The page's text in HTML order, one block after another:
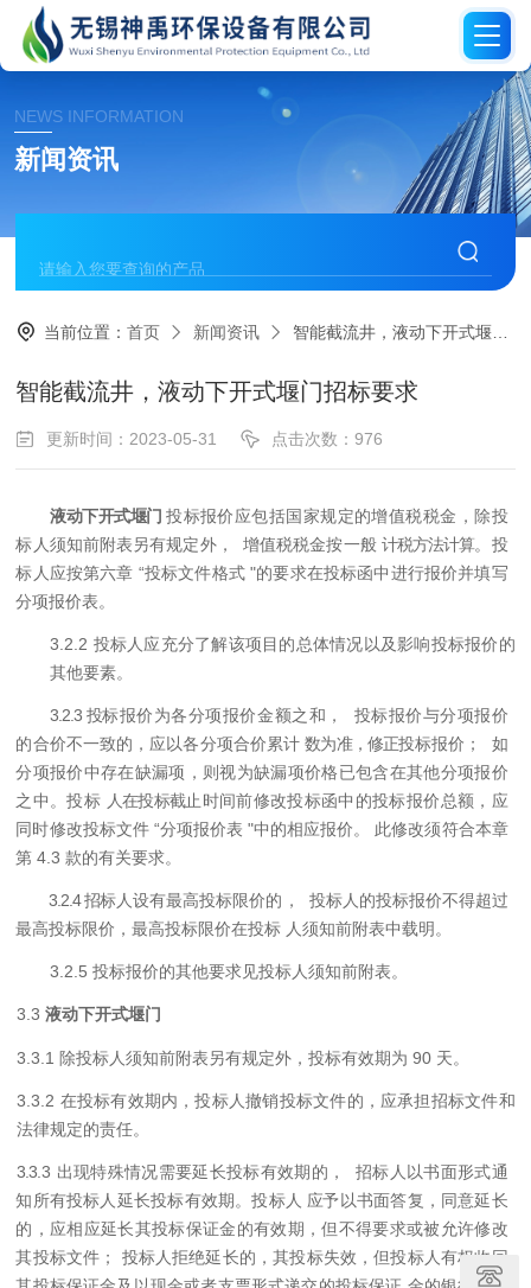
NEWS INFORMATION
新闻资讯
当前位置：首页 新闻资讯 智能截流井，液动下开式堰门招标要求
智能截流井，液动下开式堰门招标要求
更新时间：2023-05-31 点击次数：976
液动下开式堰门 投标报价应包括国家规定的增值税税金，除投
标人须知前附表另有规定外，
增值税税金按一般 计税方法计算。 投
标人应按第六章 “投标文件格式 "的要求在投标函中进行报价并填写
分项报价表。
3.2.2 投标人应充分了解该项目的总体情况以及影响投标报价的
其他要素。
3.2.3 投标报价为各分项报价金额之和，
投标报价与分项报价
的合价不一致的，应以各分项合价累计 数为准，修正投标报价；
如
分项报价中存在缺漏项，则视为缺漏项价格已包含在其他分项报价
之中。投标 人在投标截止 时间前修改投标函中的投标报价总额，应
同时修改投标文件 “分项报价表 "中的相应报价。 此修改须符合本章
第 4.3 款的有关要求。
3.2.4 招标人设有最高投标限价的，
投标人的投标报价不得超过
最高投标限价，最高投标限价在投标 人须知前附表中载明。
3.2.5 投标报价的其他要求见投标人须知前附表。
3.3液动下开式堰门
3.3. 1 除投标人须知前附表另有规定外，投标有效期为 90 天。
3.3.2 在投标有效期内，投标人撤销投标文件的，应承担招标文件和
法律规定的责任。
3.3 .3 出现特殊情况需要延长投标有效期的， 招标人以书面形式通
知所有投标人延长投标有效期。投标人 应予以书面答复，同意延长
的，应相应延长其投标保证金的有效期，但不得要求或被允许修改
其投标文件；
投标人拒绝延长的，其投标失效，但投标人有权收回